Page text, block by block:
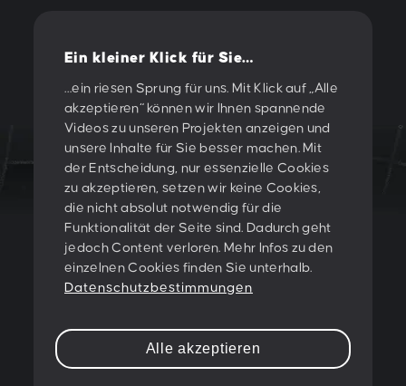
Ein kleiner Klick für Sie…
…ein riesen Sprung für uns. Mit Klick auf „Alle
akzeptieren“ können wir Ihnen spannende
Videos zu unseren Projekten anzeigen und
unsere Inhalte für Sie besser machen. Mit
der Entscheidung, nur essenzielle Cookies
zu akzeptieren, setzen wir keine Cookies,
die nicht absolut notwendig für die
Funktionalität der Seite sind. Dadurch geht
jedoch Content verloren. Mehr Infos zu den
einzelnen Cookies finden Sie unterhalb.
Datenschutzbestimmungen
Alle akzeptieren
LET'S CREATE
SOMETHING
TOGETHER!
PESCHKE DESIGN GMBH
Sternwartestraße 62-64